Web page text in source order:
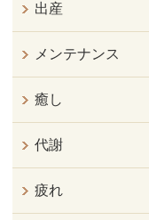
出産
メンテナンス
癒し
代謝
疲れ